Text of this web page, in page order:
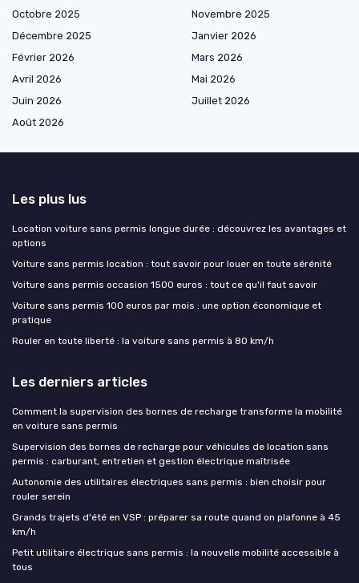
Octobre 2025
Novembre 2025
Décembre 2025
Janvier 2026
Février 2026
Mars 2026
Avril 2026
Mai 2026
Juin 2026
Juillet 2026
Août 2026
Les plus lus
Location voiture sans permis longue durée : découvrez les avantages et
options
Voiture sans permis location : tout savoir pour louer en toute sérénité
Voiture sans permis occasion 1500 euros : tout ce qu'il faut savoir
Voiture sans permis 100 euros par mois : une option économique et
pratique
Rouler en toute liberté : la voiture sans permis à 80 km/h
Les derniers articles
Comment la supervision des bornes de recharge transforme la mobilité
en voiture sans permis
Supervision des bornes de recharge pour véhicules de location sans
permis : carburant, entretien et gestion électrique maîtrisée
Autonomie des utilitaires électriques sans permis : bien choisir pour
rouler serein
Grands trajets d'été en VSP : préparer sa route quand on plafonne à 45
km/h
Petit utilitaire électrique sans permis : la nouvelle mobilité accessible à
tous